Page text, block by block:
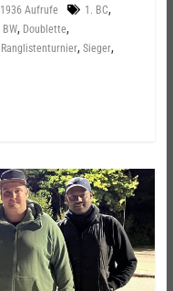
1936 Aufrufe 1. BC,
BW, Doublette,
Ranglistenturnier, Sieger,